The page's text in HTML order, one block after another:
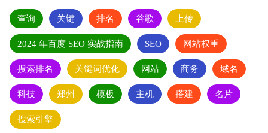
查询 关键 排名 谷歌 上传
2024 年百度 SEO 实战指南 SEO 网站权重
搜索排名 关键词优化 网站 商务 域名
科技 郑州 模板 主机 搭建 名片
搜索引擎